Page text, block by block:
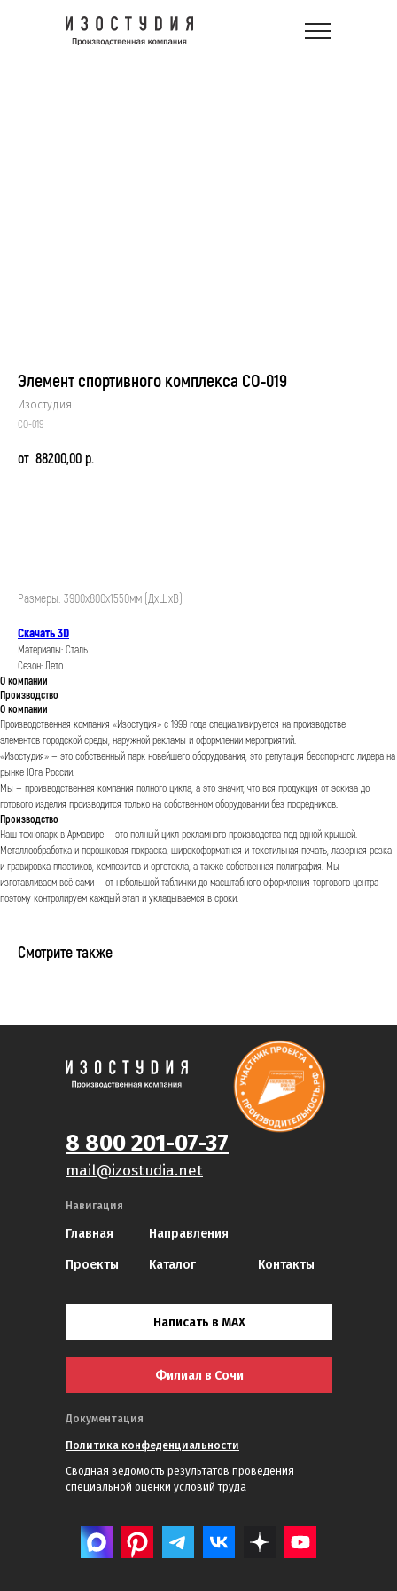
Элемент спортивного комплекса СО-019
Изостудия
СО-019
88200,00 р.
Размеры: 3900х800х1550мм (ДхШхВ)
Скачать 3D
Материалы: Сталь
Сезон: Лето
О компании
Производство
О компании
Производственная компания «Изостудия» с 1999 года специализируется на производстве
элементов городской среды, наружной рекламы и оформлении мероприятий.
«Изостудия» — это собственный парк новейшего оборудования, это репутация бесспорного лидера на
рынке Юга России.
Мы — производственная компания полного цикла, а это значит, что вся продукция от эскиза до
готового изделия производится только на собственном оборудовании без посредников.
Производство
Наш технопарк в Армавире — это полный цикл рекламного производства под одной крышей.
Металлообработка и порошковая покраска, широкоформатная и текстильная печать, лазерная резка
и гравировка пластиков, композитов и оргстекла, а также собственная полиграфия. Мы
изготавливаем всё сами — от небольшой таблички до масштабного оформления торгового центра —
поэтому контролируем каждый этап и укладываемся в сроки.
Смотрите также
Главная
Политика конфеденциальности
Навигация
Документация
Направления
Каталог Контакты
8 800 201-07-37
Сводная ведомость результатов проведения
специальной оценки условий труда
Проекты
mail@izostudia.net
Написать в MAX
Филиал в Сочи